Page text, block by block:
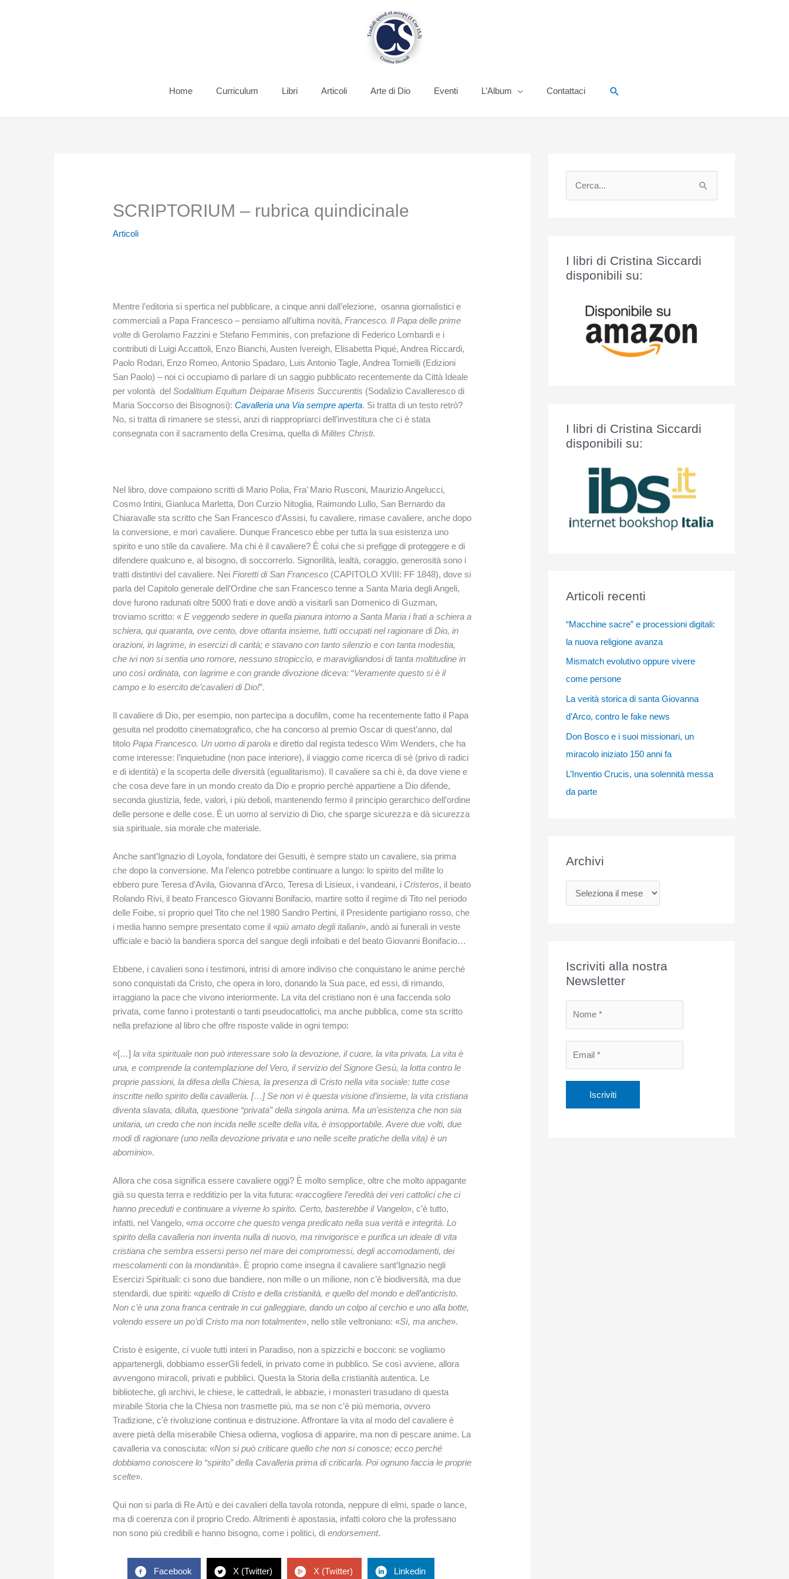
Home Curriculum Libri Articoli Arte di Dio Eventi L’Album Contattaci Cerca
SCRIPTORIUM – rubrica quindicinale
Articoli
Mentre l’editoria si spertica nel pubblicare, a cinque anni dall’elezione, osanna giornalistici e
commerciali a Papa Francesco – pensiamo all’ultima novità,Francesco. Il Papa delle prime
volte di Gerolamo Fazzini e Stefano Femminis, con prefazione di Federico Lombardi e i
contributi di Luigi Accattoli, Enzo Bianchi, Austen Ivereigh, Elisabetta Piqué, Andrea Riccardi,
Paolo Rodari, Enzo Romeo, Antonio Spadaro, Luis Antonio Tagle, Andrea Tornielli (Edizioni
San Paolo) – noi ci occupiamo di parlare di un saggio pubblicato recentemente da Città Ideale
per volontà delSodalitium Equitum Deiparae Miseris Succurentis (Sodalizio Cavalleresco di
Maria Soccorso dei Bisognosi):Cavalleria una Via sempre aperta. Si tratta di un testo retrò?
No, si tratta di rimanere se stessi, anzi di riappropriarci dell’investitura che ci è stata
consegnata con il sacramento della Cresima, quella diMilites Christi.
Nel libro, dove compaiono scritti di Mario Polia, Fra’ Mario Rusconi, Maurizio Angelucci,
Cosmo Intini, Gianluca Marletta, Don Curzio Nitoglia, Raimondo Lullo, San Bernardo da
Chiaravalle sta scritto che San Francesco d’Assisi, fu cavaliere, rimase cavaliere, anche dopo
la conversione, e morì cavaliere. Dunque Francesco ebbe per tutta la sua esistenza uno
spirito e uno stile da cavaliere. Ma chi è il cavaliere? È colui che si prefigge di proteggere e di
difendere qualcuno e, al bisogno, di soccorrerlo. Signorilità, lealtà, coraggio, generosità sono i
tratti distintivi del cavaliere. NeiFioretti di San Francesco (CAPITOLO XVIII: FF 1848), dove si
parla del Capitolo generale dell’Ordine che san Francesco tenne a Santa Maria degli Angeli,
dove furono radunati oltre 5000 frati e dove andò a visitarli san Domenico di Guzman,
troviamo scritto: «E veggendo sedere in quella pianura intorno a Santa Maria i frati a schiera a
schiera, qui quaranta, ove cento, dove ottanta insieme, tutti occupati nel ragionare di Dio, in
orazioni, in lagrime, in esercizi di carità; e stavano con tanto silenzio e con tanta modestia,
che ivi non si sentia uno romore, nessuno stropiccìo, e maravigliandosi di tanta moltitudine in
uno così ordinata, con lagrime e con grande divozione diceva:“Veramente questo si è il
campo e lo esercito de’cavalieri di Dio!”.
Il cavaliere di Dio, per esempio, non partecipa a docufilm, come ha recentemente fatto il Papa
gesuita nel prodotto cinematografico, che ha concorso al premio Oscar di quest’anno, dal
titoloPapa Francesco. Un uomo di parola e diretto dal regista tedesco Wim Wenders, che ha
come interesse: l’inquietudine (non pace interiore), il viaggio come ricerca di sé (privo di radici
e di identità) e la scoperta delle diversità (egualitarismo). Il cavaliere sa chi è, da dove viene e
che cosa deve fare in un mondo creato da Dio e proprio perché appartiene a Dio difende,
seconda giustizia, fede, valori, i più deboli, mantenendo fermo il principio gerarchico dell’ordine
delle persone e delle cose. È un uomo al servizio di Dio, che sparge sicurezza e dà sicurezza
sia spirituale, sia morale che materiale.
Anche sant’Ignazio di Loyola, fondatore dei Gesuiti, è sempre stato un cavaliere, sia prima
che dopo la conversione. Ma l’elenco potrebbe continuare a lungo: lo spirito del milite lo
ebbero pure Teresa d’Avila, Giovanna d’Arco, Teresa di Lisieux, i vandeani, i Cristeros, il beato
Rolando Rivi, il beato Francesco Giovanni Bonifacio, martire sotto il regime di Tito nel periodo
delle Foibe, sì proprio quel Tito che nel 1980 Sandro Pertini, il Presidente partigiano rosso, che
i media hanno sempre presentato come il «più amato degli italiani», andò ai funerali in veste
ufficiale e baciò la bandiera sporca del sangue degli infoibati e del beato Giovanni Bonifacio…
Ebbene, i cavalieri sono i testimoni, intrisi di amore indiviso che conquistano le anime perché
sono conquistati da Cristo, che opera in loro, donando la Sua pace, ed essi, di rimando,
irraggiano la pace che vivono interiormente. La vita del cristiano non è una faccenda solo
privata, come fanno i protestanti o tanti pseudocattolici, ma anche pubblica, come sta scritto
nella prefazione al libro che offre risposte valide in ogni tempo:
«[…]la vita spirituale non può interessare solo la devozione, il cuore, la vita privata. La vita è
una, e comprende la contemplazione del Vero, il servizio del Signore Gesù, la lotta contro le
proprie passioni, la difesa della Chiesa, la presenza di Cristo nella vita sociale: tutte cose
inscritte nello spirito della cavalleria. […] Se non vi è questa visione d’insieme, la vita cristiana
diventa slavata, diluita, questione “privata” della singola anima. Ma un’esistenza che non sia
unitaria, un credo che non incida nelle scelte della vita, è insopportabile. Avere due volti, due
modi di ragionare (uno nella devozione privata e uno nelle scelte pratiche della vita) è un
abominio».
Allora che cosa significa essere cavaliere oggi? È molto semplice, oltre che molto appagante
già su questa terra e redditizio per la vita futura: «raccogliere l’eredità dei veri cattolici che ci
hanno preceduti e continuare a viverne lo spirito. Certo, basterebbe il Vangelo», c’è tutto,
infatti, nel Vangelo, «ma occorre che questo venga predicato nella sua verità e integrità. Lo
spirito della cavalleria non inventa nulla di nuovo, ma rinvigorisce e purifica un ideale di vita
cristiana che sembra essersi perso nel mare dei compromessi, degli accomodamenti, dei
mescolamenti con la mondanità». È proprio come insegna il cavaliere sant’Ignazio negli
Esercizi Spirituali: ci sono due bandiere, non mille o un milione, non c’è biodiversità, ma due
stendardi, due spiriti: «quello di Cristo e della cristianità, e quello del mondo e dell’anticristo.
Non c’è una zona franca centrale in cui galleggiare, dando un colpo al cerchio e uno alla botte,
volendo essere un po’di Cristo ma non totalmente», nello stile veltroniano: «Sì, ma anche».
Cristo è esigente, ci vuole tutti interi in Paradiso, non a spizzichi e bocconi: se vogliamo
appartenergli, dobbiamo esserGli fedeli, in privato come in pubblico. Se così avviene, allora
avvengono miracoli, privati e pubblici. Questa la Storia della cristianità autentica. Le
biblioteche, gli archivi, le chiese, le cattedrali, le abbazie, i monasteri trasudano di questa
mirabile Storia che la Chiesa non trasmette più, ma se non c’è più memoria, ovvero
Tradizione, c’è rivoluzione continua e distruzione. Affrontare la vita al modo del cavaliere è
avere pietà della miserabile Chiesa odierna, vogliosa di apparire, ma non di pescare anime. La
cavalleria va conosciuta: «Non si può criticare quello che non si conosce; ecco perché
dobbiamo conoscere lo “spirito” della Cavalleria prima di criticarla. Poi ognuno faccia le proprie
scelte».
Qui non si parla di Re Artù e dei cavalieri della tavola rotonda, neppure di elmi, spade o lance,
ma di coerenza con il proprio Credo. Altrimenti è apostasia, infatti coloro che la professano
non sono più credibili e hanno bisogno, come i politici, diendorsement.
Facebook X (Twitter) X (Twitter) Linkedin
:I libri di Cristina Siccardi
disponibili su:
I libri di Cristina Siccardi
disponibili su:
Articoli recenti
“Macchine sacre” e processioni digitali:
la nuova religione avanza
Mismatch evolutivo oppure vivere
come persone
La verità storica di santa Giovanna
d’Arco, contro le fake news
Don Bosco e i suoi missionari, un
miracolo iniziato 150 anni fa
L’Inventio Crucis, una solennità messa
da parte
Archivi
r
v
Iscriviti alla nostra
Newsletter